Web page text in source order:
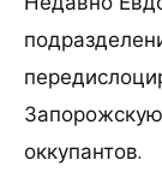
оккупантов.